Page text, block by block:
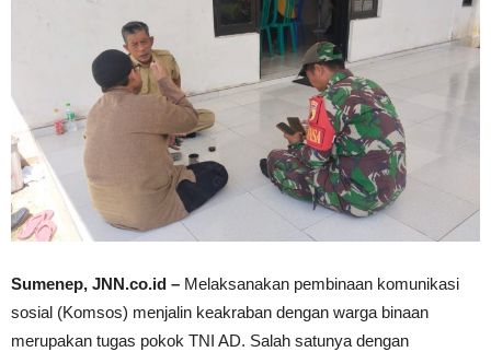
Sumenep, JNN.co.id – Melaksanakan pembinaan komunikasi
sosial (Komsos) menjalin keakraban dengan warga binaan
merupakan tugas pokok TNI AD. Salah satunya dengan